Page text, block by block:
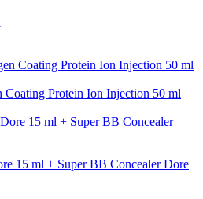
Coating Protein Ion Injection 50 ml
15 ml + Super BB Concealer Dore